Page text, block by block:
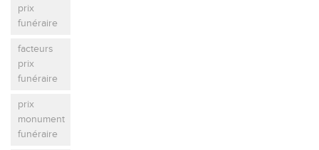
prix
funéraire
facteurs
prix
funéraire
prix
monument
funéraire